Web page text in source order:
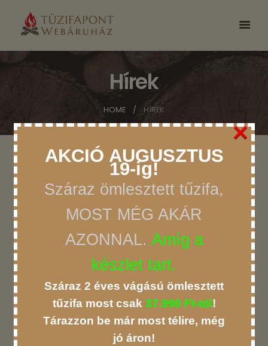
Hírek
HOME HÍREK
A TÜZIFA.HU TELJES
BEMUTATÁSA – TERMÉKEK,
SZOLGÁLTATÁSOK ÉS
RENDELÉSI LEHETŐSÉGEK
AKCIÓ AUGUSZTUS
19-ig!
Száraz ömlesztett tűzifa,
MOST MÉG AKÁR
AZONNAL. Amíg a
készlet tart.
Száraz 2 éves vágású ömlesztett
tűzifa most csak 37.990 Ft-tól !
Tárazzon be már most télire, még
jó áron!
×